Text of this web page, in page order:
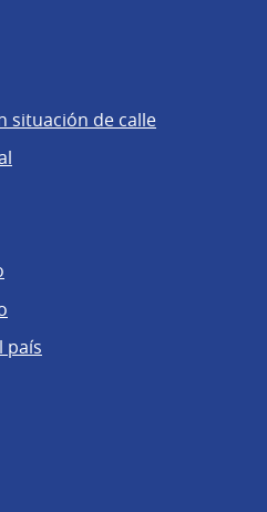
situación de calle
país